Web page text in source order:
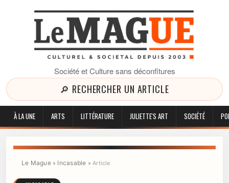
Société et Culture sans déconfitures
🔎 RECHERCHER UN ARTICLE
À LA UNE ARTS LITTÉRATURE JULIETTE'S ART SOCIÉTÉ
Le Mague» Incasable »Article